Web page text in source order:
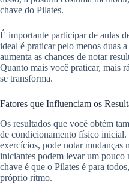
chave do Pilates.
É importante participar de aulas
ideal é praticar pelo menos duas
aumenta as chances de notar
Quanto mais você praticar, mais
se transforma.
Fatores que Influenciam os
Os resultados que você obtém
de condicionamento físico inicial.
exercícios, pode notar mudanças
iniciantes podem levar um pouco
chave é que o Pilates é para
próprio ritmo.